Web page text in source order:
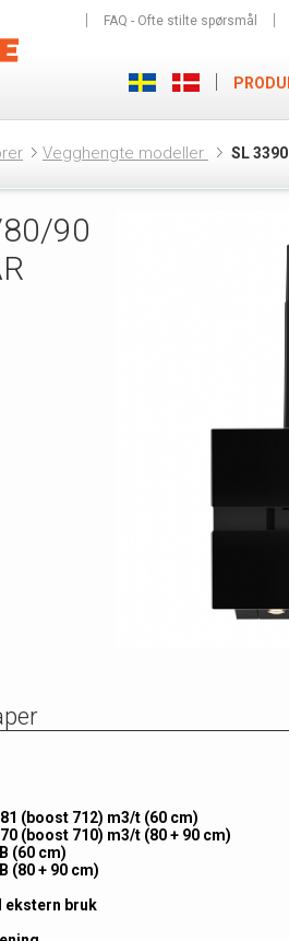
Vegghengte modeller SL
90
(boost 712) m3/t (60 cm)
(boost 710) m3/t (80 + 90 cm)
(60 cm)
(80 + 90 cm)
ekstern bruk
FAQ - Ofte stilte spørsmål